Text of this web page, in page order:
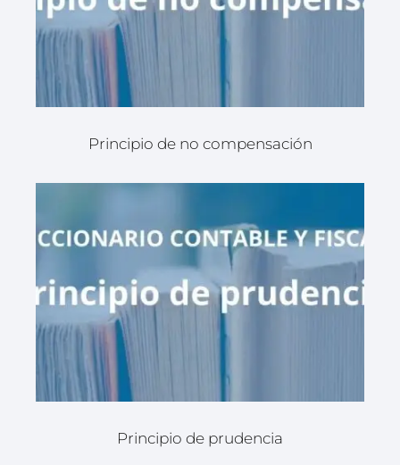
Principio de no compensación
Principio de prudencia